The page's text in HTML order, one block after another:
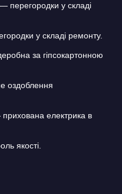
— перегородки у складі
у складі ремонту.
за гіпсокартонною
оздоблення
електрика в
якості.